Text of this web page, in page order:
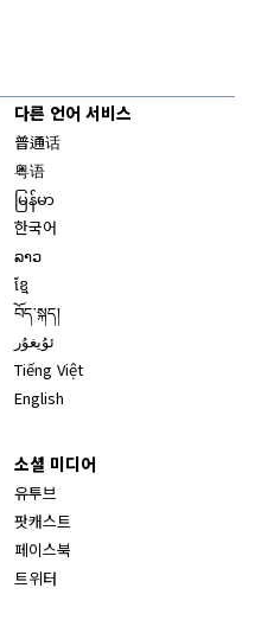
다른 언어 서비스
普通话
粤语
မြန်မာ
한국어
ລາວ
ខ្មែ
བོད་སྐད།
ئۇيغۇر
Tiếng Việt
English
소셜 미디어
유투브
팟캐스트
페이스북
트위터